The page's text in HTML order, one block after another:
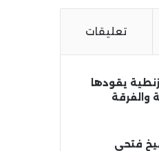
تعليقات
يقودها
والفرقة
فتحي